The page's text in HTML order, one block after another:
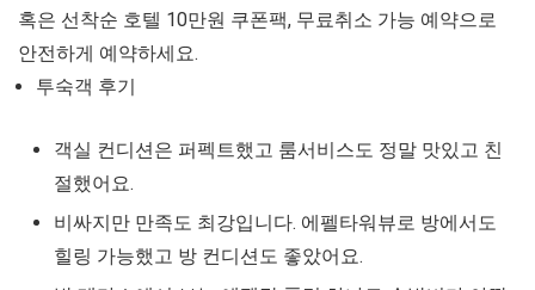
혹은 선착순 호텔 10만원 쿠폰팩, 무료취소 가능 예약으로
안전하게 예약하세요.
투숙객 후기
객실 컨디션은 퍼펙트했고 룸서비스도 정말 맛있고 친
절했어요.
비싸지만 만족도 최강입니다. 에펠타워뷰로 방에서도
힐링 가능했고 방 컨디션도 좋았어요.